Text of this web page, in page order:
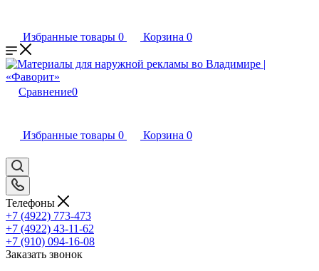
Избранные товары 0 Корзина 0
Сравнение0
Избранные товары 0 Корзина 0
Телефоны
+7 (4922) 773-473
+7 (4922) 43-11-62
+7 (910) 094-16-08
Заказать звонок